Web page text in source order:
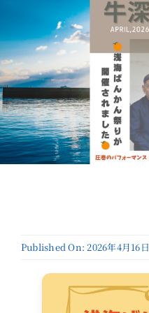
Published On: 2026年4月16日